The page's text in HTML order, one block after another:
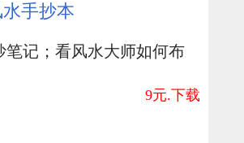
手抄本
笔记；看风水大师如何布
9元.下载